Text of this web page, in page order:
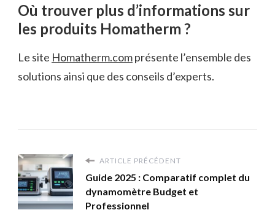
Où trouver plus d’informations sur
les produits Homatherm ?
Le site Homatherm.comprésente l’ensemble des
solutions ainsi que des conseils d’experts.
ARTICLE PRÉCÉDENT
Guide 2025 : Comparatif complet du
dynamomètre Budget et
Professionnel